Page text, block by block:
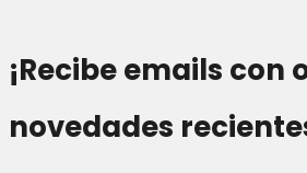
¡Recibe emails con
novedades